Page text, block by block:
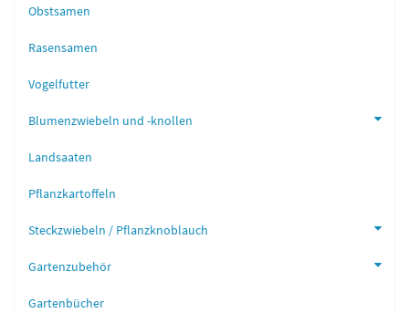
Obstsamen
Rasensamen
Vogelfutter
Blumenzwiebeln und -knollen
Landsaaten
Pflanzkartoffeln
Steckzwiebeln / Pflanzknoblauch
Gartenzubehör
Gartenbücher